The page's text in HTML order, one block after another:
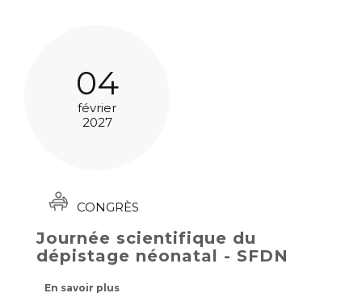
04
février
2027
CONGRÈS
Journée scientifique du
dépistage néonatal - SFDN
En savoir plus